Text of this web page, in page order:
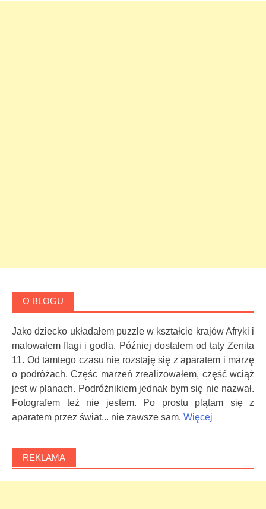
O BLOGU
Jako dziecko układałem puzzle w kształcie krajów Afryki i
malowałem flagi i godła. Później dostałem od taty Zenita
11. Od tamtego czasu nie rozstaję się z aparatem i marzę
o podróżach. Częśc marzeń zrealizowałem, część wciąż
jest w planach. Podróżnikiem jednak bym się nie nazwał.
Fotografem też nie jestem. Po prostu plątam się z
aparatem przez świat... nie zawsze sam. Więcej
REKLAMA